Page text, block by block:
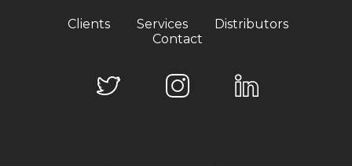
Clients Services
Distributors
Contact